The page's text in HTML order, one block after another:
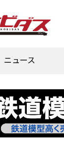
ニュース